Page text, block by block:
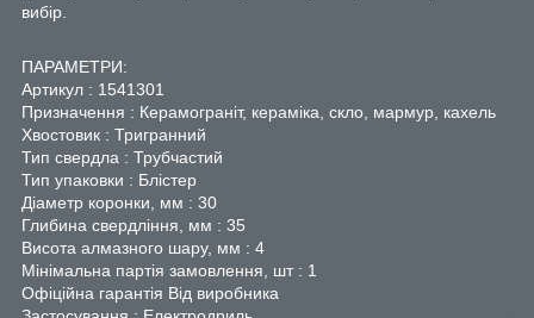
вибір.
ПАРАМЕТРИ:
Артикул : 1541301
Призначення : Керамограніт, кераміка, скло, мармур, кахель
Хвостовик : Тригранний
Тип свердла : Трубчастий
Тип упаковки : Блістер
Діаметр коронки, мм : 30
Глибина свердління, мм : 35
Висота алмазного шару, мм : 4
Мінімальна партія замовлення, шт : 1
Офіційна гарантія Від виробника